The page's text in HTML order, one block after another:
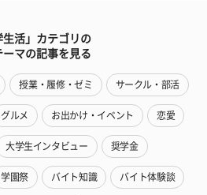
生活」カテゴリの
ーマの記事を見る
授業・履修・ゼミ サークル・部活
グルメ お出かけ・イベント 恋愛
大学生インタビュー 奨学金
学園祭 バイト知識 バイト体験談